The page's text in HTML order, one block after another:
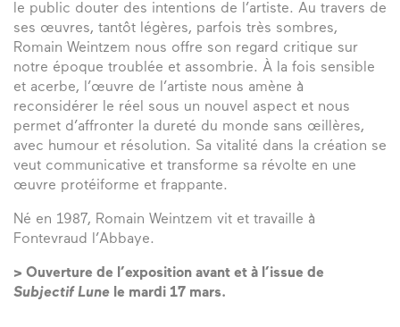
le public douter des intentions de l’artiste. Au travers de
ses œuvres, tantôt légères, parfois très sombres,
Romain Weintzem nous offre son regard critique sur
notre époque troublée et assombrie. À la fois sensible
et acerbe, l’œuvre de l’artiste nous amène à
reconsidérer le réel sous un nouvel aspect et nous
permet d’affronter la dureté du monde sans œillères,
avec humour et résolution. Sa vitalité dans la création se
veut communicative et transforme sa révolte en une
œuvre protéiforme et frappante.
Né en 1987, Romain Weintzem vit et travaille à
Fontevraud l’Abbaye.
> Ouverture de l’exposition avant et à l’issue de
Subjectif Lune le mardi 17 mars.